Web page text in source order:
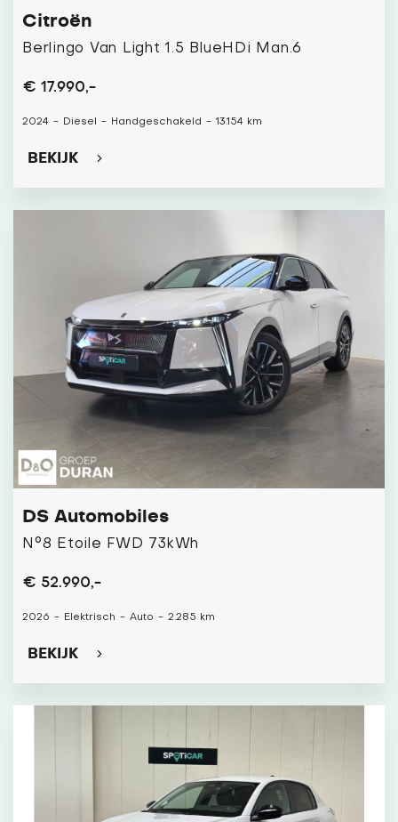
Citroën
Berlingo Van Light 1.5 BlueHDi Man.6
€ 17.990,-
2024 - Diesel - Handgeschakeld - 13.154 km
BEKIJK
DS Automobiles
N°8 Etoile FWD 73kWh
€ 52.990,-
2026 - Elektrisch - Auto - 2.285 km
BEKIJK